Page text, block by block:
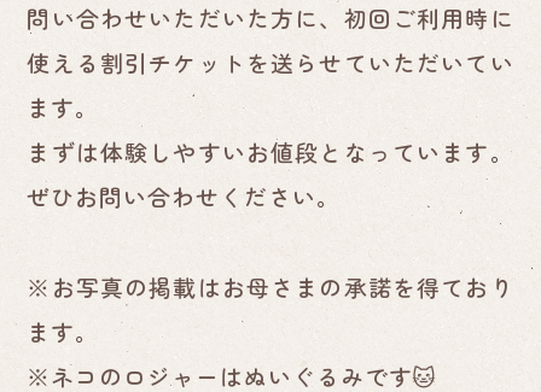
問い合わせいただいた方に、初回ご利用時に
使える割引チケットを送らせていただいてい
ます。
まずは体験しやすいお値段となっています。
ぜひお問い合わせください。
※お写真の掲載はお母さまの承諾を得ており
ます。
※ネコのロジャーはぬいぐるみです🐱